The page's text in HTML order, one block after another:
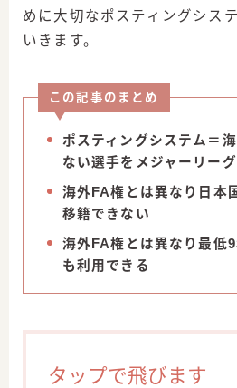
めに大切なポスティングシス
いきます。
この記事のまとめ
ポスティングシステム＝
ない選手をメジャーリー
海外FA権とは異なり日本
移籍できない
海外FA権とは異なり最低
も利用できる
タップで飛びます